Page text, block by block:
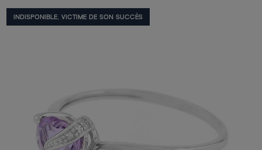
INDISPONIBLE, VICTIME DE SON SUCCÈS